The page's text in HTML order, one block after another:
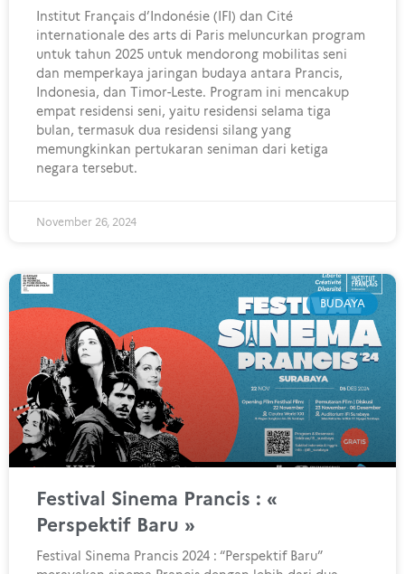
Institut Français d’Indonésie (IFI) dan Cité
internationale des arts di Paris meluncurkan program
untuk tahun 2025 untuk mendorong mobilitas seni
dan memperkaya jaringan budaya antara Prancis,
Indonesia, dan Timor-Leste. Program ini mencakup
empat residensi seni, yaitu residensi selama tiga
bulan, termasuk dua residensi silang yang
memungkinkan pertukaran seniman dari ketiga
negara tersebut.
November 26, 2024
BUDAYA
Festival Sinema Prancis : «
Perspektif Baru »
Festival Sinema Prancis 2024 : “Perspektif Baru”